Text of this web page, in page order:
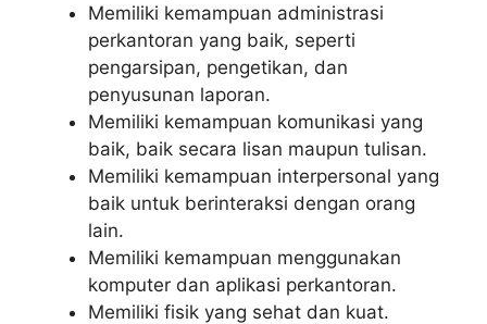
Memiliki kemampuan administrasi
perkantoran yang baik, seperti
pengarsipan, pengetikan, dan
penyusunan laporan.
Memiliki kemampuan komunikasi yang
baik, baik secara lisan maupun tulisan.
Memiliki kemampuan interpersonal yang
baik untuk berinteraksi dengan orang
lain.
Memiliki kemampuan menggunakan
komputer dan aplikasi perkantoran.
Memiliki fisik yang sehat dan kuat.